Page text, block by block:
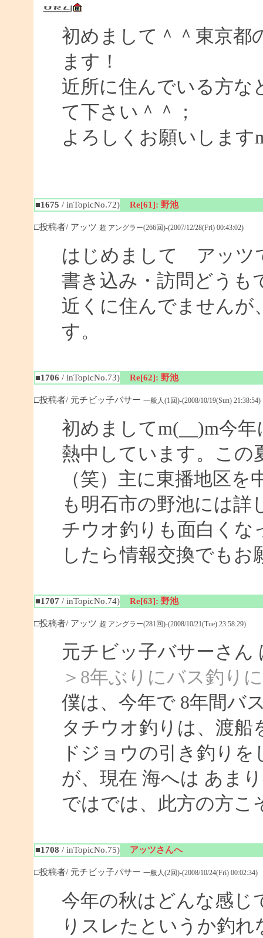
初めまして＾＾東京都
ます！
近所に住んでいる方な
て下さい＾＾；
よろしくお願いします
■1675 / inTopicNo.72) Re[61]: 野池
□投稿者/ アッツ 超 アングラー(266回)-(2007/12/28(Fri) 00:43:02)
はじめまして アッツ
書き込み・訪問どうも
近くに住んでませんが
す。
■1706 / inTopicNo.73) Re[62]: 野池
□投稿者/ 元チビッ子バサー 一般人(1回)-(2008/10/19(Sun) 21:38:54)
初めましてm(__)m今
熱中しています。この
（笑）主に東播地区
も明石市の野池には
チウオ釣りも面白くな
したら情報交換でもお
■1707 / inTopicNo.74) Re[63]: 野池
□投稿者/ アッツ 超 アングラー(281回)-(2008/10/21(Tue) 23:58:29)
元チビッ子バサーさ
＞8年ぶりにバス釣り
僕は、今年で 8年間バ
タチウオ釣りは、渡船
ドジョウの引き釣り
が、現在 海へは あま
ではでは、此方の方こ
■1708 / inTopicNo.75) アッツさんへ
□投稿者/ 元チビッ子バサー 一般人(2回)-(2008/10/24(Fri) 00:02:34)
今年の秋はどんな感じ
りスレたというか釣